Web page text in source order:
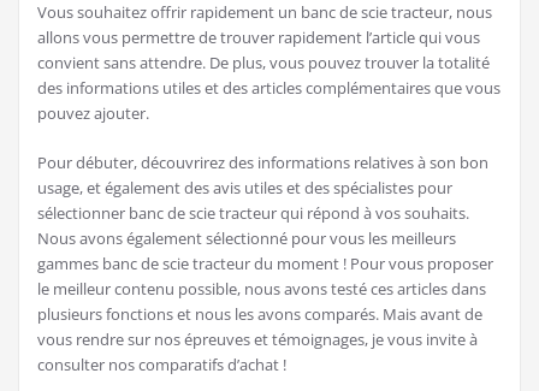
Vous souhaitez offrir rapidement un banc de scie tracteur, nous
allons vous permettre de trouver rapidement l’article qui vous
convient sans attendre. De plus, vous pouvez trouver la totalité
des informations utiles et des articles complémentaires que vous
pouvez ajouter.
Pour débuter, découvrirez des informations relatives à son bon
usage, et également des avis utiles et des spécialistes pour
sélectionner banc de scie tracteur qui répond à vos souhaits.
Nous avons également sélectionné pour vous les meilleurs
gammes banc de scie tracteur du moment ! Pour vous proposer
le meilleur contenu possible, nous avons testé ces articles dans
plusieurs fonctions et nous les avons comparés. Mais avant de
vous rendre sur nos épreuves et témoignages, je vous invite à
consulter nos comparatifs d’achat !